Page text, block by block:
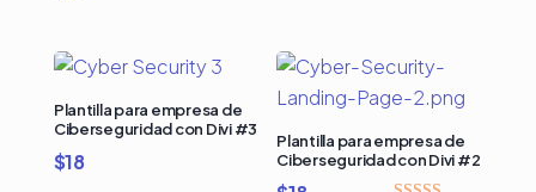
Plantilla para empresa de
Ciberseguridad con Divi #3
$18
Plantilla para empresa de
Ciberseguridad con Divi #2